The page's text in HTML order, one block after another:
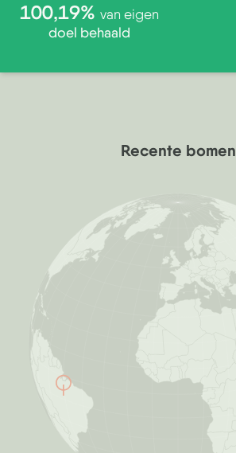
100,19% van eigen
doel behaald
Recente bomen